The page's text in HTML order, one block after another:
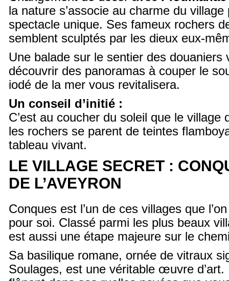
la nature s’associe au charme du
spectacle unique. Ses fameux rochers
semblent sculptés par les dieux eux-
Une balade sur le sentier des douaniers
découvrir des panoramas à couper le
iodé de la mer vous revitalisera.
Un conseil d’initié :
C’est au coucher du soleil que le village
les rochers se parent de teintes
tableau vivant.
LE VILLAGE SECRET :
DE L’AVEYRON
Conques est l’un de ces villages que
pour soi. Classé parmi les plus beaux
est aussi une étape majeure sur le
Sa basilique romane, ornée de vitraux
Soulages, est une véritable œuvre d’art.